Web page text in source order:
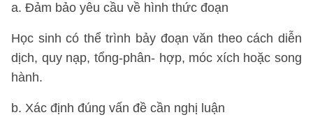
a. Đảm bảo yêu cầu về hình thức đoạn
Học sinh có thể trình bảy đoạn văn theo cách diễn
dịch, quy nạp, tổng-phân- hợp, móc xích hoặc song
hành.
b. Xác định đúng vấn đề cần nghị luận